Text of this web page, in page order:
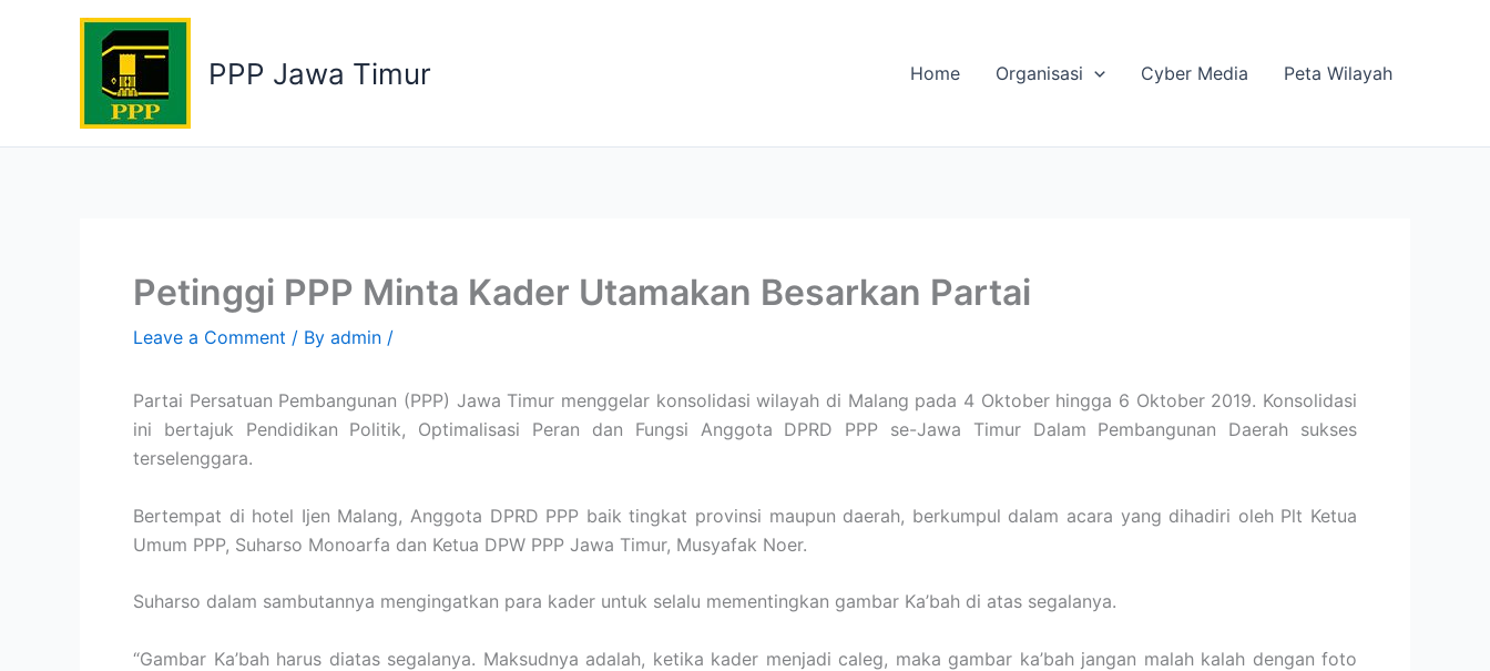
PPP Jawa Timur Home Organisasi Cyber Media Peta Wilayah
Petinggi PPP Minta Kader Utamakan Besarkan Partai
Leave a Comment / By admin /
Partai Persatuan Pembangunan (PPP) Jawa Timur menggelar konsolidasi wilayah di Malang pada 4 Oktober hingga 6 Oktober 2019. Konsolidasi
ini bertajuk Pendidikan Politik, Optimalisasi Peran dan Fungsi Anggota DPRD PPP se-Jawa Timur Dalam Pembangunan Daerah sukses
terselenggara.
Bertempat di hotel Ijen Malang, Anggota DPRD PPP baik tingkat provinsi maupun daerah, berkumpul dalam acara yang dihadiri oleh Plt Ketua
Umum PPP, Suharso Monoarfa dan Ketua DPW PPP Jawa Timur, Musyafak Noer.
Suharso dalam sambutannya mengingatkan para kader untuk selalu mementingkan gambar Ka’bah di atas segalanya.
“Gambar Ka’bah harus diatas segalanya. Maksudnya adalah, ketika kader menjadi caleg, maka gambar ka’bah jangan malah kalah dengan foto